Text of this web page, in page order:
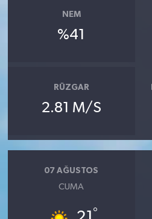
NEM
%41
RÜZGAR
2.81 M/S
07 AĞUSTOS
CUMA
°